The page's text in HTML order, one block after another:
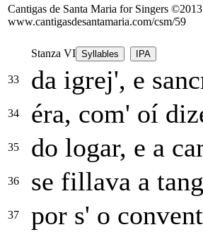
Cantigas de Santa Maria for Singers
www.cantigasdesantamaria.com/csm/59
Stanza VI Syllables IPA
33 da igrej', e
34 éra, com' oí
35 do logar, e a
36 se fillava a
37 por s' o